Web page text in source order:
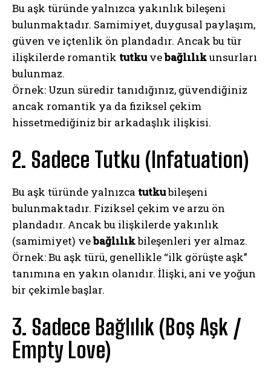
Bu aşk türünde yalnızca yakınlık bileşeni
bulunmaktadır. Samimiyet, duygusal paylaşım,
güven ve içtenlik ön plandadır. Ancak bu tür
ilişkilerde romantik tutkuvebağlılıkunsurları
bulunmaz.
Örnek: Uzun süredir tanıdığınız, güvendiğiniz
ancak romantik ya da fiziksel çekim
hissetmediğiniz bir arkadaşlık ilişkisi.
2. Sadece Tutku (Infatuation)
Bu aşk türünde yalnızca tutkubileşeni
bulunmaktadır. Fiziksel çekim ve arzu ön
plandadır. Ancak bu ilişkilerde yakınlık
(samimiyet) vebağlılıkbileşenleri yer almaz.
Örnek: Bu aşk türü, genellikle “ilk görüşte aşk”
tanımına en yakın olanıdır. İlişki, ani ve yoğun
bir çekimle başlar.
3. Sadece Bağlılık (Boş Aşk /
Empty Love)